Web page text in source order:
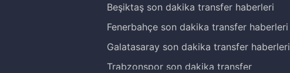
Beşiktaş son dakika transfer haberleri
Fenerbahçe son dakika transfer haberleri
Galatasaray son dakika transfer haberleri
Trabzonspor son dakika transfer